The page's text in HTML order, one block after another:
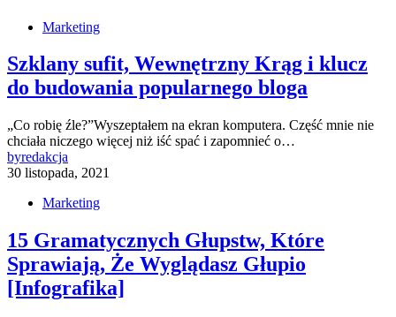
Marketing
Szklany sufit, Wewnętrzny Krąg i klucz
do budowania popularnego bloga
„Co robię źle?”Wyszeptałem na ekran komputera. Część mnie nie
chciała niczego więcej niż iść spać i zapomnieć o…
byredakcja
30 listopada, 2021
Marketing
15 Gramatycznych Głupstw, Które
Sprawiają, Że Wyglądasz Głupio
[Infografika]